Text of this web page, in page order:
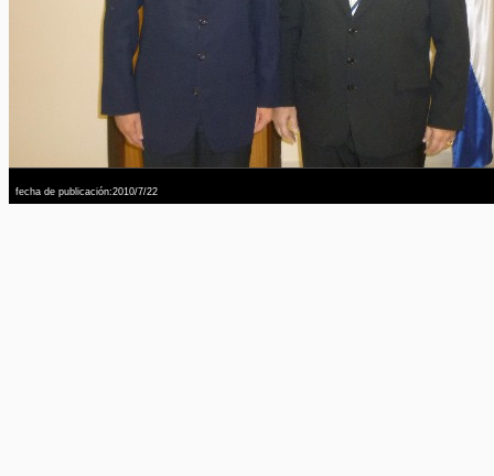
fecha de publicación:2010/7/22